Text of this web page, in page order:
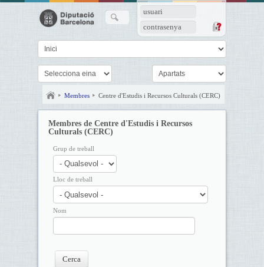
usuari
contrasenya
Membres Centre d'Estudis i Recursos Culturals (CERC)
Membres de Centre d'Estudis i Recursos
Culturals (CERC)
Grup de treball
Lloc de treball
Nom